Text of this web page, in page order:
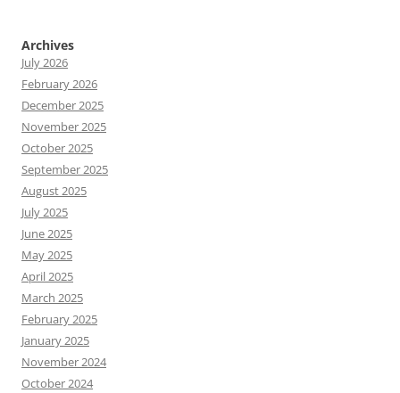
Archives
July 2026
February 2026
December 2025
November 2025
October 2025
September 2025
August 2025
July 2025
June 2025
May 2025
April 2025
March 2025
February 2025
January 2025
November 2024
October 2024